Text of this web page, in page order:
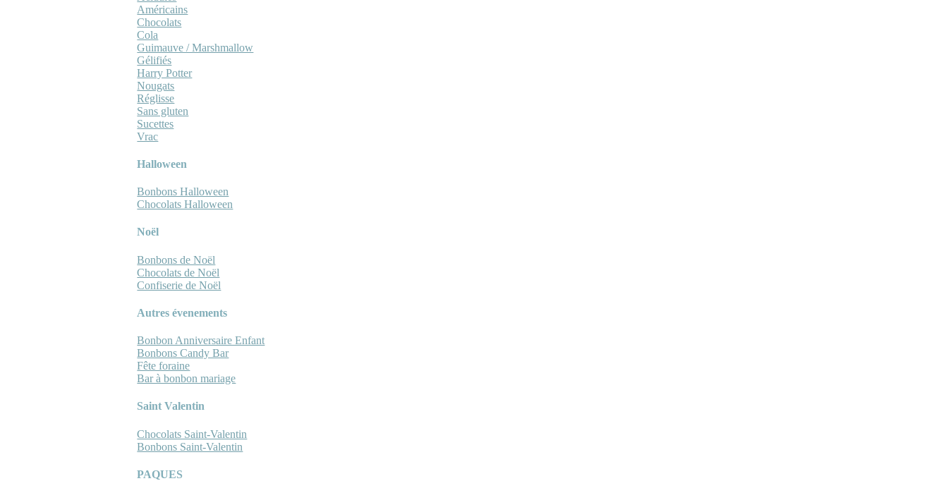
Américains
Chocolats
Cola
Guimauve / Marshmallow
Gélifiés
Harry Potter
Nougats
Réglisse
Sans gluten
Sucettes
Vrac
Halloween
Bonbons Halloween
Chocolats Halloween
Noël
Bonbons de Noël
Chocolats de Noël
Confiserie de Noël
Autres évenements
Bonbon Anniversaire Enfant
Bonbons Candy Bar
Fête foraine
Bar à bonbon mariage
Saint Valentin
Chocolats Saint-Valentin
Bonbons Saint-Valentin
PAQUES